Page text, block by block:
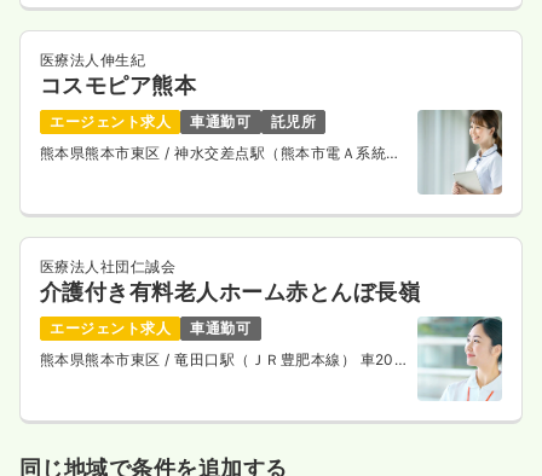
その他認定看護師 一般病院
日勤のみ（常勤）
給与 19.6〜25.6 万円/月 賞与2回
時間 8:30～17:30
その他正・准看護師 一般病院
2交代（常勤） 一時募集休止
給与 19.6〜26.6万円/月 賞与2回
医療法人伸生紀
コスモピア熊本
エージェント求人 車通勤可
託児所
熊本県熊本市東区/ 神水交差点駅（熊本市電Ａ系統）
医療法人社団仁誠会
介護付き有料老人ホーム赤とんぼ長嶺
エージェント求人
車通勤可
熊本県熊本市東区/ 竜田口駅（ＪＲ豊肥本線） 車20
同じ地域で条件を追加する